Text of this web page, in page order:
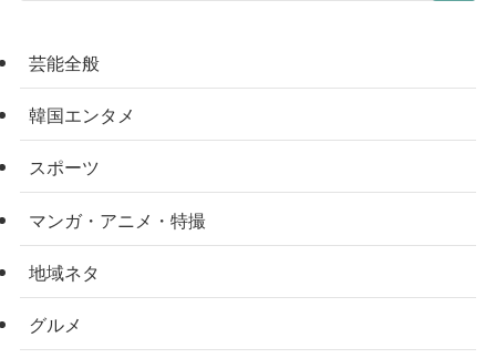
芸能全般
韓国エンタメ
スポーツ
マンガ・アニメ・特撮
地域ネタ
グルメ